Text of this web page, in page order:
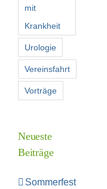
mit
Krankheit
Urologie
Vereinsfahrt
Vorträge
Neueste
Beiträge
Sommerfest